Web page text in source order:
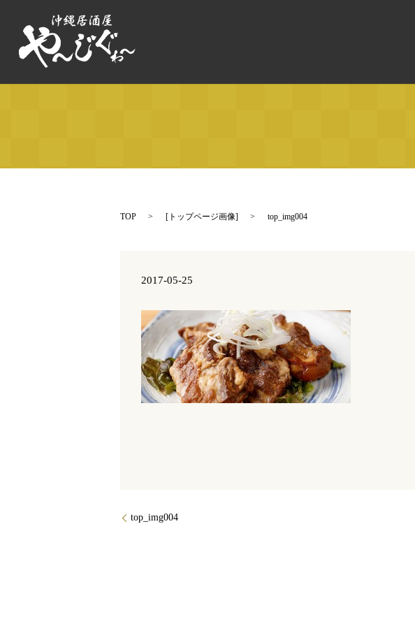
TOP [ トップページ画像] top_img004
2017-05-25
top_img004